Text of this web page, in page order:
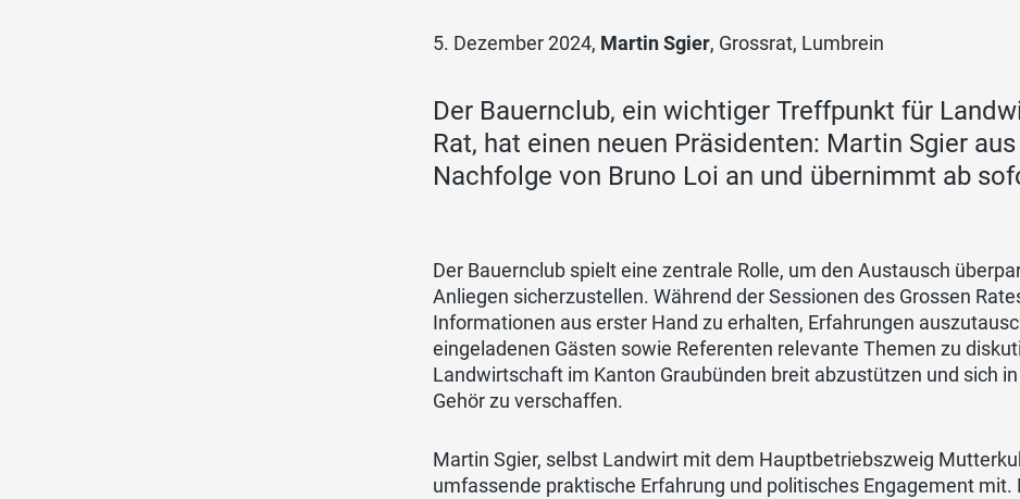
5. Dezember 2024, Martin Sgier, Grossrat, Lumbrein
Der Bauernclub, ein wichtiger Treffpunkt für
Rat, hat einen neuen Präsidenten: Martin Sgier
Nachfolge von Bruno Loi an und übernimmt ab
Der Bauernclub spielt eine zentrale Rolle, um den Austausch
Anliegen sicherzustellen. Während der Sessionen des Grossen
Informationen aus erster Hand zu erhalten, Erfahrungen
eingeladenen Gästen sowie Referenten relevante Themen zu
Landwirtschaft im Kanton Graubünden breit abzustützen und sich
Gehör zu verschaffen.
Martin Sgier, selbst Landwirt mit dem Hauptbetriebszweig
umfassende praktische Erfahrung und politisches Engagement